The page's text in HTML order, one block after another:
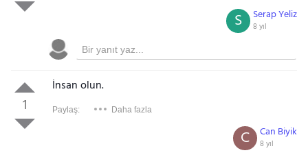
Serap Yeliz
8 yıl
S
1
İnsan olun.
Paylaş: Daha fazla
Can Biyik
8 yıl
C